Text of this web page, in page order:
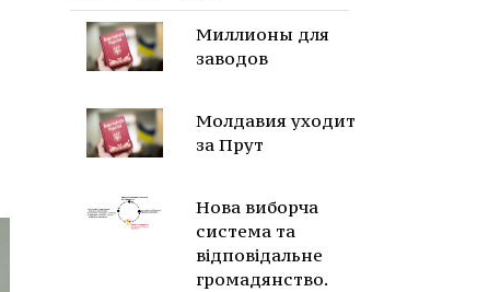
Миллионы для
заводов
Молдавия уходит
за Прут
Нова виборча
система та
відповідальне
громадянство.